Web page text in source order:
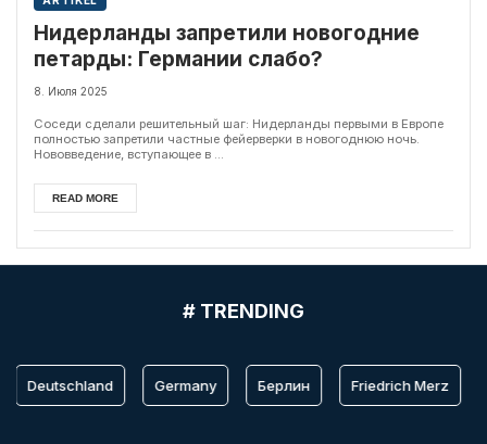
Нидерланды запретили новогодние
петарды: Германии слабо?
8. Июля 2025
Соседи сделали решительный шаг: Нидерланды первыми в Европе
полностью запретили частные фейерверки в новогоднюю ночь.
Нововведение, вступающее в ...
READ MORE
# TRENDING
Deutschland Germany Берлин Friedrich Merz